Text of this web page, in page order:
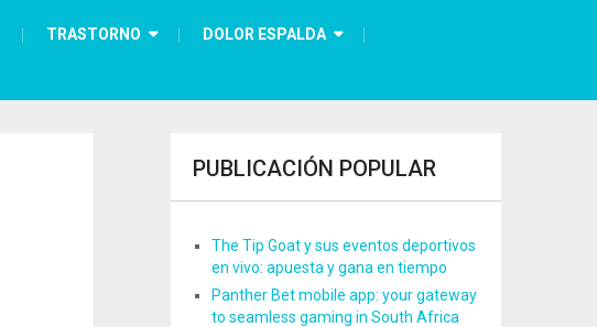
TRASTORNO DOLOR ESPALDA
PUBLICACIÓN POPULAR
The Tip Goat y sus eventos deportivos
en vivo: apuesta y gana en tiempo
Panther Bet mobile app: your gateway
to seamless gaming in South Africa